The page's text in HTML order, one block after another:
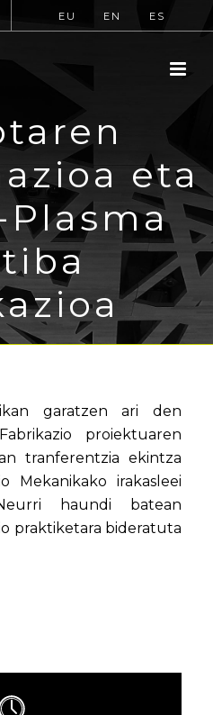
EU EN ES
eta
Plasma
garatzen ari den
proiektuaren
tranferentzia ekintza
Mekanikako irakasleei
haundi batean
praktiketara bideratuta